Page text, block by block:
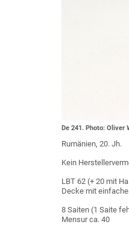
De 241. Photo: Oliver
Rumänien, 20. Jh.
Kein
LBT 62 (+ 20 mit
Decke mit
8 Saiten (1 Saite
Mensur ca. 40